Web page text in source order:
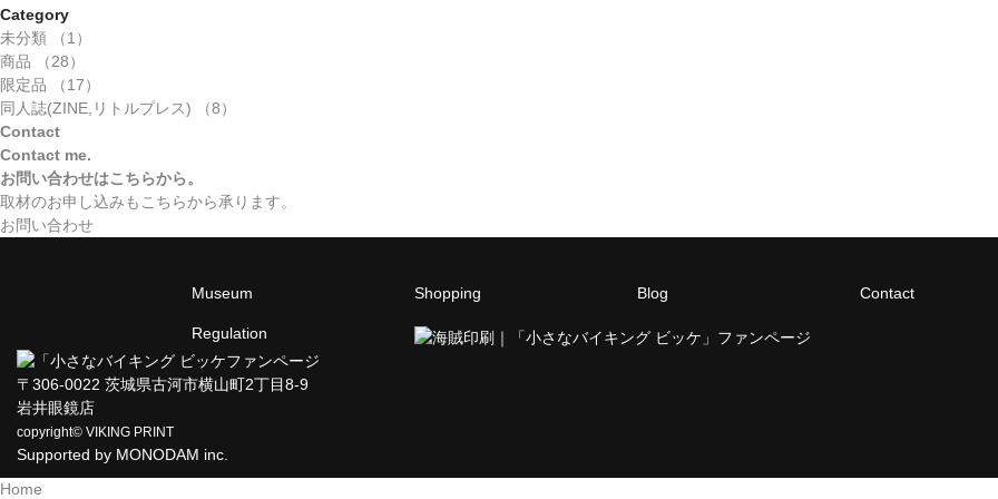
Category
未分類 （1）
商品 （28）
限定品 （17）
同人誌(ZINE,リトルプレス) （8）
Contact
Contact me.
お問い合わせはこちらから。
取材のお申し込みもこちらから承ります。
お問い合わせ
Museum Shopping Blog Contact
Regulation
ファンページ
〒306-0022 茨城県古河市横山町2丁目8-9
岩井眼鏡店
copyright© VIKING PRINT
Supported by MONODAM inc.
Home